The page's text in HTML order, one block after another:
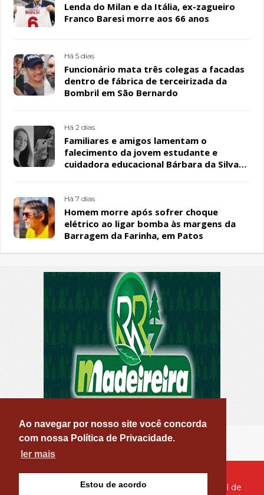
Ao navegar por nosso site você concorda
com nossa Política de Privacidade.
ler mais
Estou de acordo
Lenda do Milan e da Itália, ex-zagueiro
Franco Baresi morre aos 66 anos
Há 5 dias
Funcionário mata três colegas a facadas
dentro de fábrica de terceirizada da
Bombril em São Bernardo
Há 2 dias
Familiares e amigos lamentam o
falecimento da jovem estudante e
cuidadora educacional Bárbara da Silva
Há 7 dias
Homem morre após sofrer choque
elétrico ao ligar bomba às margens da
Barragem da Farinha, em Patos
© Copyright 2026 - PATOS ONLINE - O seu Portal de